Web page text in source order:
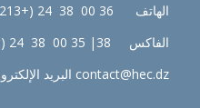
الهاتف 36 00 38 24 (+213)
الفاكس 38| 35 00 38 24 (+213)
contact@hec.dz البريد الإلكتروني